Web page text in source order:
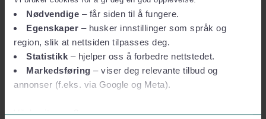
Nødvendige – får siden til å fungere.
Egenskaper – husker innstillinger som språk og
region, slik at nettsiden tilpasses deg.
Statistikk – hjelper oss å forbedre nettstedet.
Markedsføring – viser deg relevante tilbud og
annonser (f.eks. via Google og Meta).
Vil du vite mer?